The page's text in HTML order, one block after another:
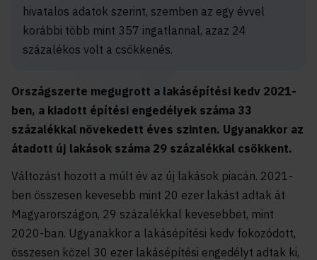
hivatalos adatok szerint, szemben az egy évvel
korábbi több mint 357 ingatlannal, azaz 24
százalékos volt a csökkenés.
Országszerte megugrott a lakásépítési kedv 2021-
ben, a kiadott építési engedélyek száma 33
százalékkal növekedett éves szinten. Ugyanakkor az
átadott új lakások száma 29 százalékkal csökkent.
Változást hozott a múlt év az új lakások piacán. 2021-
ben összesen kevesebb mint 20 ezer lakást adtak át
Magyarországon, 29 százalékkal kevesebbet, mint
2020-ban. Ugyanakkor a lakásépítési kedv fokozódott,
összesen közel 30 ezer lakásépítési engedélyt adtak ki,